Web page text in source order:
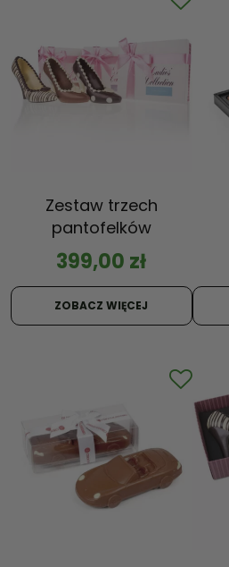
Zestaw trzech
pantofelków
399,00 zł
ZOBACZ WIĘCEJ